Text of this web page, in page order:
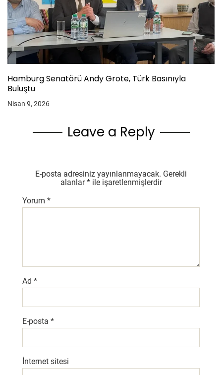
Hamburg Senatörü Andy Grote, Türk Basınıyla
Buluştu
Nisan 9, 2026
Leave a Reply
E-posta adresiniz yayınlanmayacak. Gerekli
alanlar*ile işaretlenmişlerdir
Yorum *
Ad *
E-posta *
İnternet sitesi